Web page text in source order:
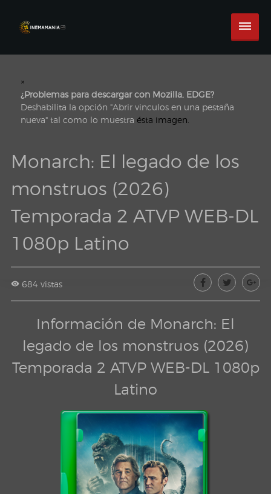
×
¿Problemas para descargar con Mozilla, EDGE?
Deshabilita la opción "Abrir vinculos en una pestaña
nueva" tal como lo muestra ésta imagen.
Monarch: El legado de los
monstruos (2026)
Temporada 2 ATVP WEB-DL
1080p Latino
684 vistas
Información de Monarch: El
legado de los monstruos (2026)
Temporada 2 ATVP WEB-DL 1080p
Latino